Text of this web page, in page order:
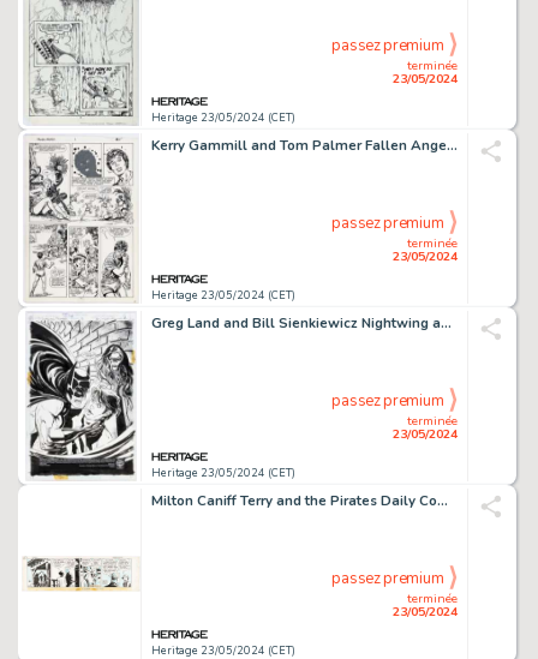
Heritage 23/05/2024 (CET)
terminée
23/05/2024
passez premium
Kerry Gammill and Tom Palmer Fallen Angels #1 Story Page 8 Original Art (Marvel, 1987).
Heritage 23/05/2024 (CET)
terminée
23/05/2024
passez premium
Greg Land and Bill Sienkiewicz Nightwing and Huntress #3 Splash Page 1 Original Art (DC, 1998). (Total: 2 Original Art)
Heritage 23/05/2024 (CET)
terminée
23/05/2024
passez premium
Milton Caniff Terry and the Pirates Daily Comic Strip Original Art dated 8-20-36 (Chicago Tribune-N.Y. News Syndicate, Inc., 1936).
Heritage 23/05/2024 (CET)
terminée
23/05/2024
passez premium